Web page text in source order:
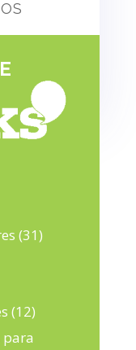
(31)
(12)
para